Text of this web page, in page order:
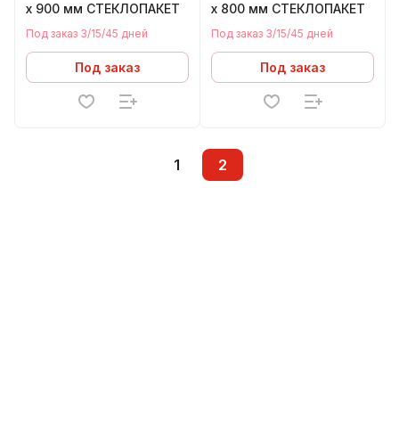
х 900 мм СТЕКЛОПАКЕТ
Под заказ 3/15/45 дней
Под заказ
х 800 мм СТЕКЛОПАКЕТ
Под заказ 3/15/45 дней
Под заказ
1 2